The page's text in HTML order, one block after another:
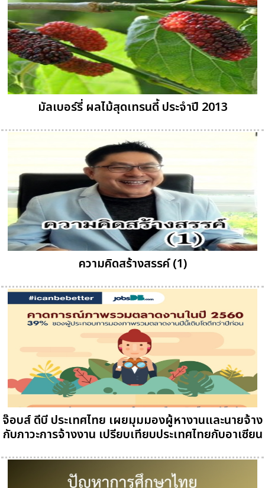
มัลเบอร์รี่ ผลไม้สุดเทรนดี้ ประจำปี 2013
ความคิดสร้างสรรค์ (1)
จ๊อบส์ ดีบี ประเทศไทย เผยมุมมองผู้หางานและนายจ้าง
กับภาวะการจ้างงาน เปรียบเทียบประเทศไทยกับอาเซียน